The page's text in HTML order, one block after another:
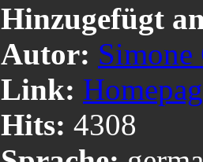
Hinzugefügt
Autor:
Link:
Hits: 4308